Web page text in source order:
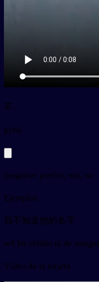
不
pybù
(negative prefix), not, no
Ejemplos
我不知道他的名字
wǒ bù zhīdào tā de míngzi
Vídeo de la tarjeta